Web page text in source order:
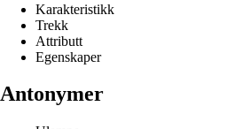
Karakteristikk
Trekk
Attributt
Egenskaper
Antonymer